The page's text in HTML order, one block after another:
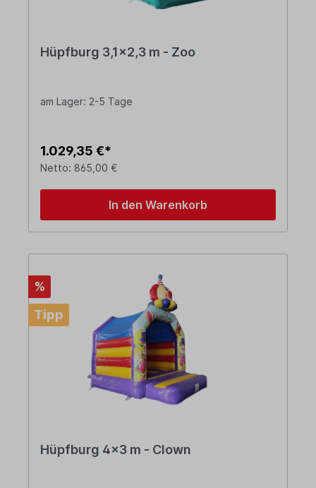
Hüpfburg 3,1x2,3 m - Zoo
am Lager: 2-5 Tage
1.029,35 €*
Netto: 865,00 €
In den Warenkorb
%
Tipp
Hüpfburg 4x3 m - Clown